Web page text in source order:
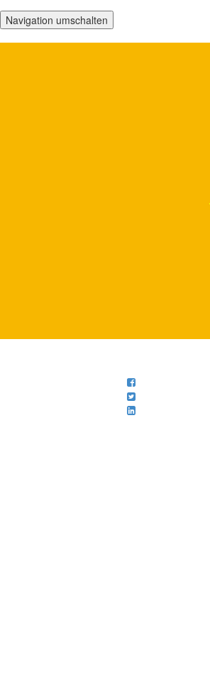
Navigation umschalten